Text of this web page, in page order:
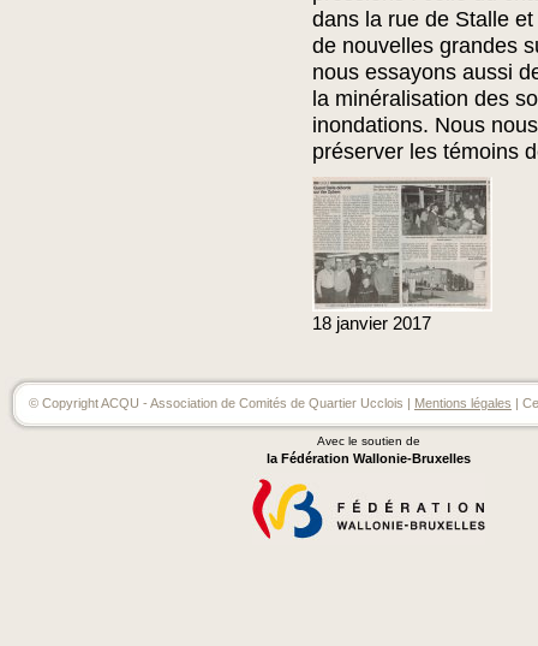
dans la rue de Stalle
de nouvelles grandes
nous essayons aussi
la minéralisation des
inondations. Nous
préserver les témoins
18 janvier 2017
© Copyright ACQU - Association de Comités de Quartier Ucclois | Mentions légales |
Avec le soutien de
la Fédération Wallonie-Bruxelles